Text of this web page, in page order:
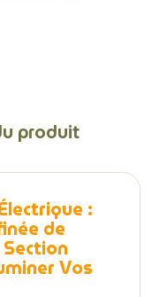
produit
:
de
Vos